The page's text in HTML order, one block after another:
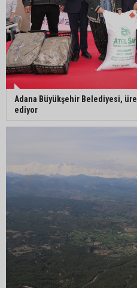
çıkarılıyor?"
Adana Büyükşehir Belediyesi,
ediyor